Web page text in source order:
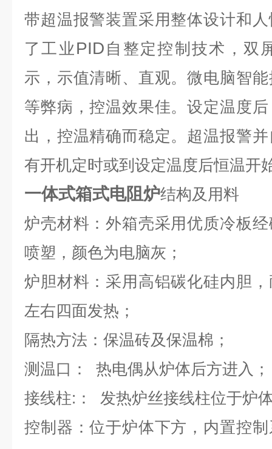
带超温报警装置采用整体设计和
了工业 PID 自整定控制技术，双
示，示值清晰、直观。微电脑智
等弊病，控温效果佳。设定温度
出，控温精确而稳定。超温报警
有开机定时或到设定温度后恒温开
一体式箱式电阻炉结构及用料
炉壳材料：外箱壳采用优质冷板
喷塑，颜色为电脑灰；
炉胆材料：采用高铝碳化硅内胆
左右四面发热；
隔热方法：保温砖及保温棉；
测温口：
热电偶从炉体后方进入；
接线柱: ：
发热炉丝接线柱位于炉
控制器：位于炉体下方，内置控